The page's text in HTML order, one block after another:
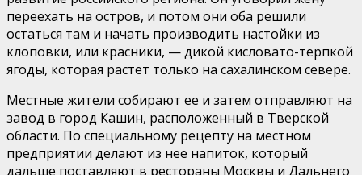
переехать на остров, и потом они оба решили
остаться там и начать производить настойки из
клоповки, или красники, — дикой кисловато-терпкой
ягоды, которая растет только на сахалинском севере.
Местные жители собирают ее и затем отправляют на
завод в город Кашин, расположенный в Тверской
области. По специальному рецепту на местном
предприятии делают из нее напиток, который
дальше поставляют в рестораны Москвы и Дальнего